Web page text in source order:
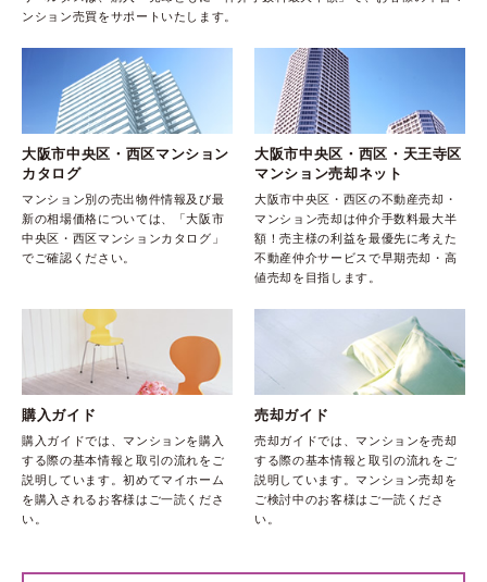
ンション売買をサポートいたします。
大阪市中央区・西区マンション
カタログ
マンション別の売出物件情報及び最
新の相場価格については、「大阪市
中央区・西区マンションカタログ」
でご確認ください。
大阪市中央区・西区・天王寺区
マンション売却ネット
大阪市中央区・西区の不動産売却・
マンション売却は仲介手数料最大半
額！売主様の利益を最優先に考えた
不動産仲介サービスで早期売却・高
値売却を目指します。
購入ガイド
購入ガイドでは、マンションを購入
する際の基本情報と取引の流れをご
説明しています。初めてマイホーム
を購入されるお客様はご一読くださ
い。
売却ガイド
売却ガイドでは、マンションを売却
する際の基本情報と取引の流れをご
説明しています。マンション売却を
ご検討中のお客様はご一読くださ
い。